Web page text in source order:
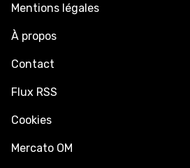
Mentions légales
À propos
Contact
Flux RSS
Cookies
Mercato OM